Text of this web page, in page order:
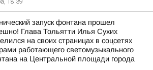
18:39
запуск фонтана прошел
Глава Тольятти Илья Сухих
на своих страницах в соцсетях
работающего светомузыкального
на Центральной площади города